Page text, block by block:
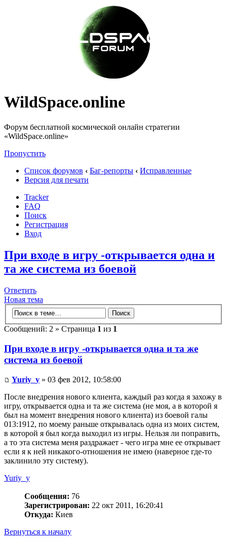
WildSpace.online
Форум бесплатной космической онлайн стратегии
«WildSpace.online»
Пропустить
Список форумов ‹ Баг-репорты ‹ Исправленные
Версия для печати
Tracker
FAQ
Поиск
Регистрация
Вход
При входе в игру -открывается одна и
та же система из боевой
Ответить
Новая тема
Сообщений: 2 » Страница 1 из 1
При входе в игру -открывается одна и та же
система из боевой
Yuriy_y » 03 фев 2012, 10:58:00
После внедрения нового клиента, каждый раз когда я захожу в
игру, открывается одна и та же система (не моя, а в которой я
был на момент внедрения нового клиента) из боевой галы
013:1912, по моему раньше открывалась одна из моих систем,
в которой я был когда выходил из игры. Нельзя ли поправить,
а то эта система меня раздражает - чего игра мне ее открывает
если я к ней никакого-отношения не имею (наверное где-то
заклинило эту систему).
Yuriy_y
Сообщения: 76
Зарегистрирован: 22 окт 2011, 16:20:41
Откуда: Киев
Вернуться к началу